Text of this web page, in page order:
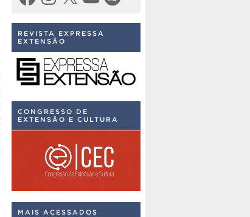
REVISTA EXPRESSA
EXTENSÃO
CONGRESSO DE
EXTENSÃO E CULTURA
MAIS ACESSADOS